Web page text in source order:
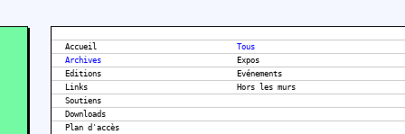
Accueil
Archives
Editions
Links
Soutiens
Downloads
Plan d'accès
Tous
Expos
Evénements
Hors les murs